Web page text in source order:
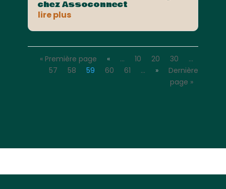
chez Assoconnect
lire plus
« Première page « … 10 20 30
…
57
58 59 60 61 … »
Dernière
page »